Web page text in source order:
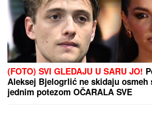
(FOTO) SVI GLEDAJU U SARU JO!
Aleksej Bjelogrlić ne skidaju osmeh
jednim potezom OČARALA SVE